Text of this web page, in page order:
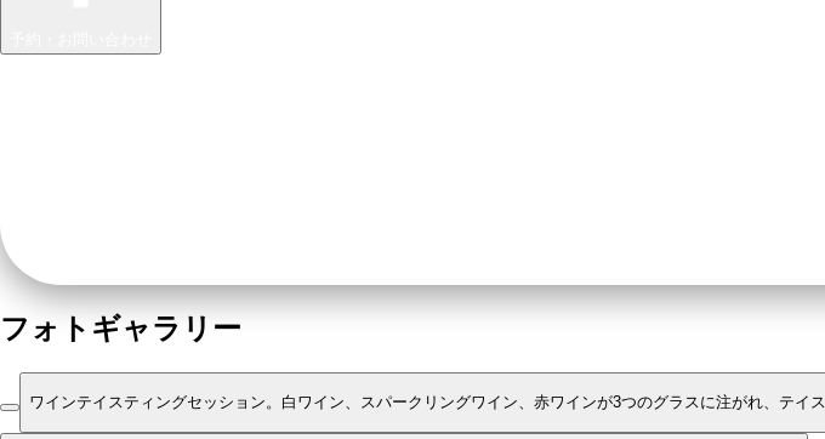
フォトギャラリー
ワインテイスティングセッション。白ワイン、スパークリングワイン、赤ワインが3つのグラスに注がれ、テイ